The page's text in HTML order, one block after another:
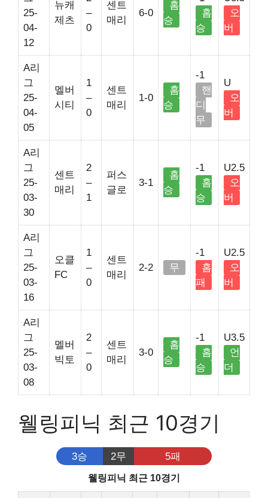
25-
04-
12
뉴캐
제츠
–
0
센트
매리
6-0
홈
승
홈
승
오
버
A리
그
25-
04-
05
멜버
시티
1
–
0
센트
매리
1-0
홈
승
-1
핸
디
무
U
오
버
A리
그
25-
03-
30
센트
매리
2
–
1
퍼스
글로
3-1
홈
승
-1
홈
승
U2.5
오
버
A리
그
25-
03-
16
오클
FC
1
–
0
센트
매리
2-2 무
-1
홈
패
U2.5
오
버
A리
그
25-
03-
08
멜버
빅토
2
–
0
센트
매리
3-0
홈
승
-1
홈
승
U3.5
언
더
웰링피닉 최근 10경기
3승 2무 5패
웰링피닉 최근 10경기